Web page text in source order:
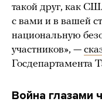
такой друг, как
с вами и в вашей
национальную
участников», —
Госдепартамента
Война глазами